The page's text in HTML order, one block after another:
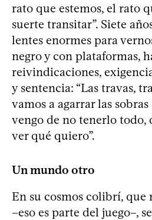
rato que estemos, el rato
suerte transitar”. Siete
lentes enormes para
negro y con plataformas,
reivindicaciones,
y sentencia: “Las travas,
vamos a agarrar las
vengo de no tenerlo todo,
ver qué quiero”.
Un mundo otro
En su cosmos colibrí, que
–eso es parte del juego–,